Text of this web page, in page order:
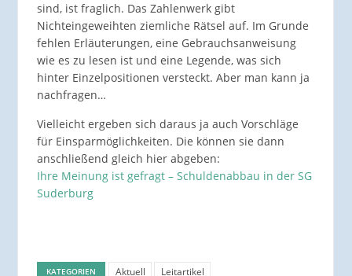
sind, ist fraglich. Das Zahlenwerk gibt
Nichteingeweihten ziemliche Rätsel auf. Im Grunde
fehlen Erläuterungen, eine Gebrauchsanweisung
wie es zu lesen ist und eine Legende, was sich
hinter Einzelpositionen versteckt. Aber man kann ja
nachfragen…
Vielleicht ergeben sich daraus ja auch Vorschläge
für Einsparmöglichkeiten. Die können sie dann
anschließend gleich hier abgeben:
Ihre Meinung ist gefragt – Schuldenabbau in der SG
Suderburg
KATEGORIEN Aktuell Leitartikel